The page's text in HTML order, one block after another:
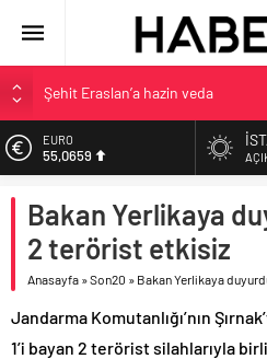
Toprak Razgatlıoğlu Çekya’da
Malatya’da Bakırcılar Çarşısı’na ilk
BAU Tıp’tan öğrencilerine 500
İzmit Belediyesi’nden Tepeköy’de
EURO
55,0659
6.521,17
BİST
13.685,30
47,5953
Bakan Yerlikaya
2 terörist etkisiz
Anasayfa »Son20 » Bakan Yerlikaya
Jandarma Komutanlığı’nın
1’i bayan 2 terörist silahlarıyla